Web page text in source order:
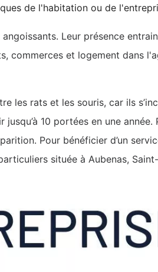
de l'habitation ou de
Leur présence
commerces et logement dans
les rats et les souris, car ils
jusqu’à 10 portées en une
Pour bénéficier d’un
située à Aubenas,